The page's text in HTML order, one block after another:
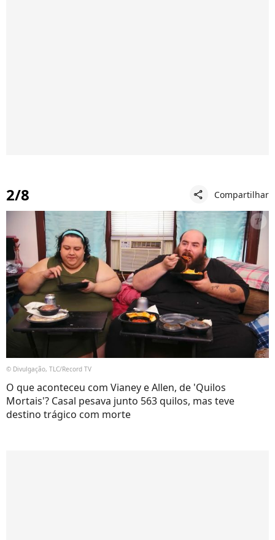
2/8 share Compartilhar
© Divulgação, TLC/Record TV
O que aconteceu com Vianey e Allen, de 'Quilos
Mortais'? Casal pesava junto 563 quilos, mas teve
destino trágico com morte